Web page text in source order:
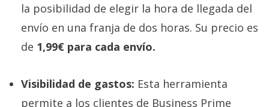
la posibilidad de elegir la hora de llegada del
envío en una franja de dos horas. Su precio es
de 1,99€ para cada envío.
Visibilidad de gastos: Esta herramienta
permite a los clientes de Business Prime